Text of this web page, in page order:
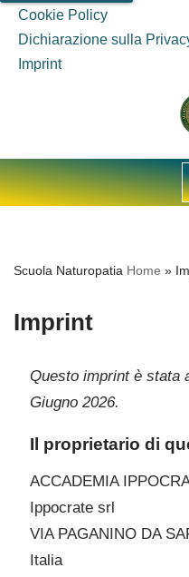
Cookie Policy
Dichiarazione sulla
Imprint
Salta al
contenuto
Scuola Naturopatia Home »
Imprint
Questo imprint è stata
Giugno 2026.
Il proprietario di
ACCADEMIA
Ippocrate srl
VIA PAGANINO DA
Italia